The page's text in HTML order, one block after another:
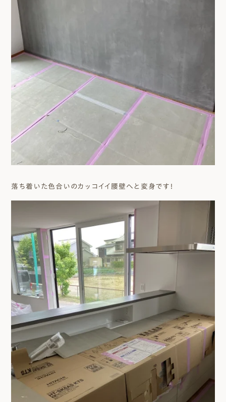
落ち着いた色合いのカッコイイ腰壁へと変身です！